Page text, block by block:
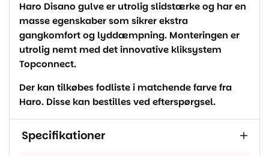
Haro Disano gulve er utrolig slidstærke og har en
masse egenskaber som sikrer ekstra
gangkomfort og lyddæmpning. Monteringen er
utrolig nemt med det innovative kliksystem
Topconnect.
Der kan tilkøbes fodliste i matchende farve fra
Haro. Disse kan bestilles ved efterspørgsel.
Specifikationer